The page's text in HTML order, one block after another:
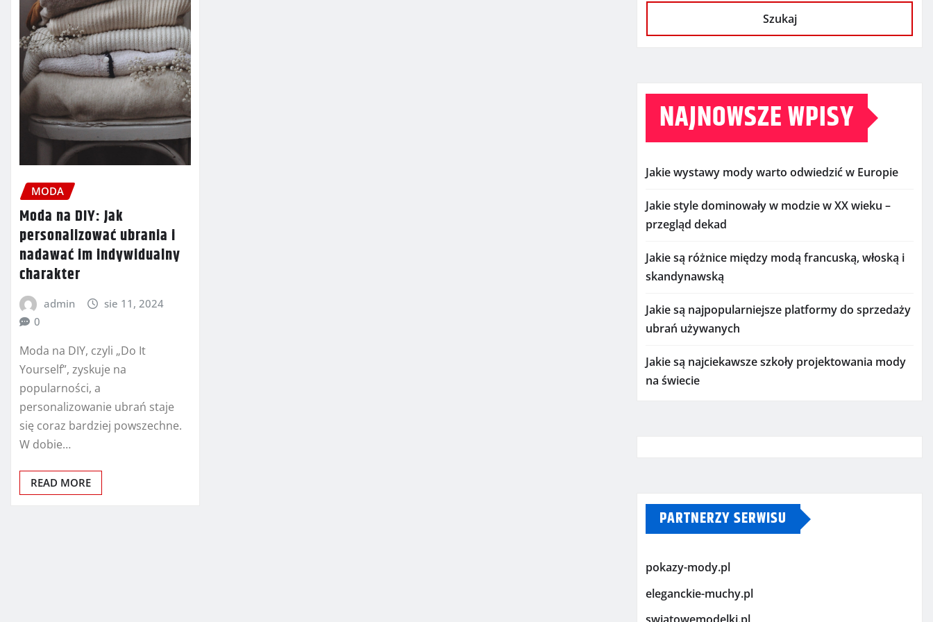
MODA
Moda na DIY: Jak
personalizować ubrania i
nadawać im indywidualny
charakter
admin
sie 11, 2024
0
Moda na DIY, czyli „Do It
Yourself”, zyskuje na
popularności, a
personalizowanie ubrań staje
się coraz bardziej powszechne.
W dobie…
READ MORE
Szukaj
NAJNOWSZE WPISY
Jakie wystawy mody warto odwiedzić w Europie
Jakie style dominowały w modzie w XX wieku –
przegląd dekad
Jakie są różnice między modą francuską, włoską i
skandynawską
Jakie są najpopularniejsze platformy do sprzedaży
ubrań używanych
Jakie są najciekawsze szkoły projektowania mody
na świecie
PARTNERZY SERWISU
pokazy-mody.pl
eleganckie-muchy.pl